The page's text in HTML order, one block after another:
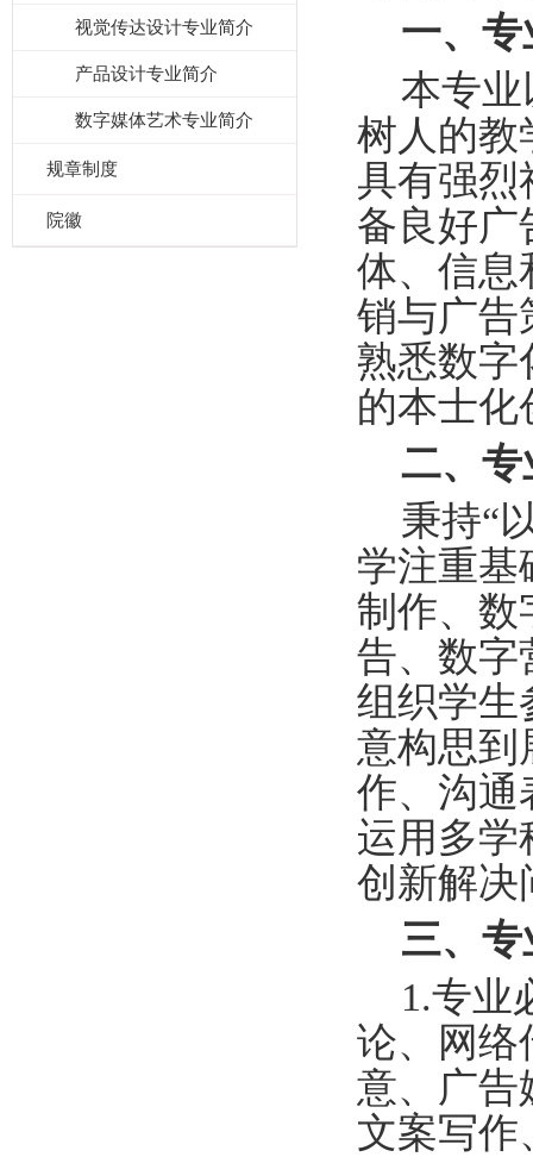
视觉传达设计专业简介
产品设计专业简介
数字媒体艺术专业简介
规章制度
院徽
一、
本专业
树人 的教
具有强烈
备良好广
体、信息
销与广告
熟悉数字
的本士化
二、专
秉持“
学注重基
制作、数
告、 数字
组织学生
意构思到
作、沟通
运用多学
创新解决
三、
1.专业
论、
网
意、
广告
文案写作